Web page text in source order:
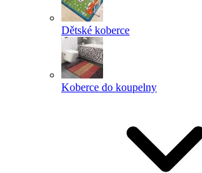
Dětské koberce
Koberce do koupelny